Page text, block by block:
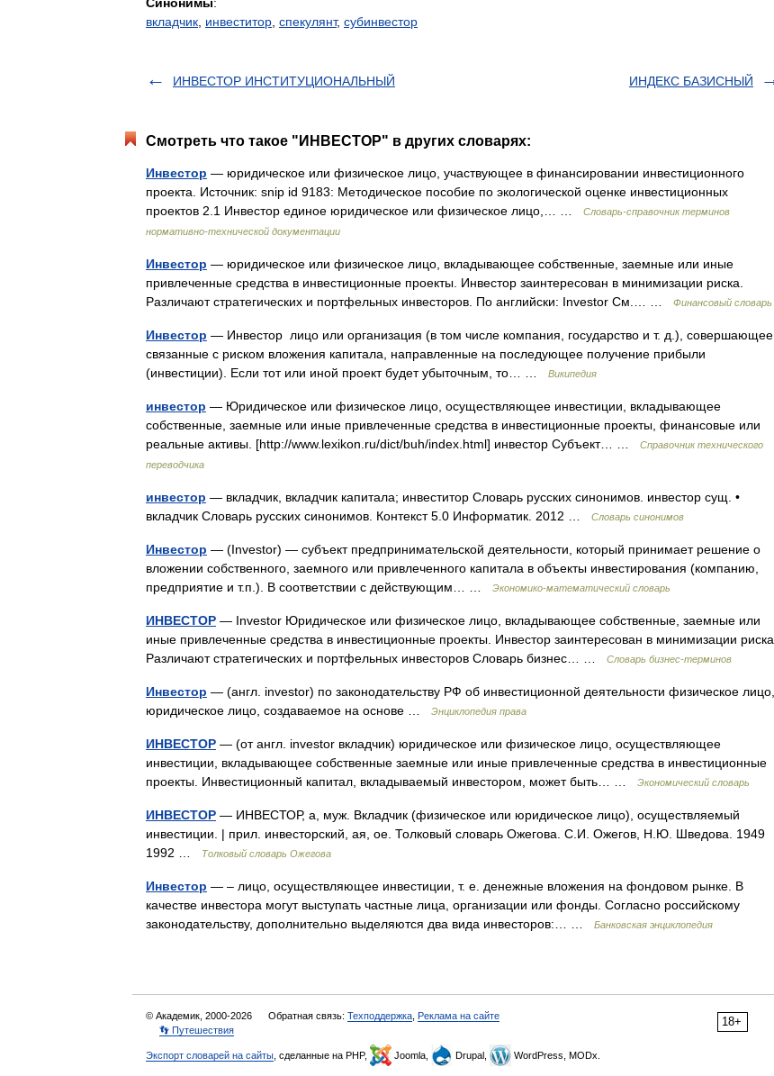
вкладчик инвеститор спекулянт, субинвестор
ИНВЕСТОР ИНСТИТУЦИОНАЛЬНЫЙ ИНДЕКС БАЗИСНЫЙ
Смотреть что такое "ИНВЕСТОР" в других словарях:
Инвестор — юридическое или физическое лицо, участвующее в финансировании инвестиционного
проекта. Источник: snip id 9183: Методическое пособие по экологической оценке инвестиционных
проектов 2.1 Инвестор единое юридическое или физическое лицо,… …
Словарь-справочник терминов
нормативно-технической документации
Инвестор — юридическое или физическое лицо, вкладывающее собственные, заемные или иные
привлеченные средства в инвестиционные проекты. Инвестор заинтересован в минимизации риска.
Различают стратегических и портфельных инвесторов. По английски: Investor См.… …
Финансовый словарь
Инвестор — Инвестор лицо или организация (в том числе компания, государство и т. д.), совершающее
связанные с риском вложения капитала, направленные на последующее получение прибыли
(инвестиции). Если тот или иной проект будет убыточным, то… …
Википедия
инвестор — Юридическое или физическое лицо, осуществляющее инвестиции, вкладывающее
собственные, заемные или иные привлеченные средства в инвестиционные проекты, финансовые или
реальные активы. [http://www.lexikon.ru/dict/buh/index.html] инвестор Субъект… …
Справочник технического
переводчика
инвестор — вкладчик, вкладчик капитала; инвеститор Словарь русских синонимов. инвестор сущ. •
вкладчик Словарь русских синонимов. Контекст 5.0 Информатик. 2012 …
Словарь синонимов
Инвестор — (Investor) — субъект предпринимательской деятельности, который принимает решение о
вложении собственного, заемного или привлеченного капитала в объекты инвестирования (компанию,
предприятие и т.п.). В соответствии с действующим… …
Экономико-математический словарь
ИНВЕСТОР — Investor Юридическое или физическое лицо, вкладывающее собственные, заемные или
иные привлеченные средства в инвестиционные проекты. Инвестор заинтересован в минимизации риска.
Различают стратегических и портфельных инвесторов Словарь бизнес… …
Словарь бизнес-терминов
Инвестор — (англ. investor) по законодательству РФ об инвестиционной деятельности физическое лицо,
юридическое лицо, создаваемое на основе …
Энциклопедия права
ИНВЕСТОР — (от англ. investor вкладчик) юридическое или физическое лицо, осуществляющее
инвестиции, вкладывающее собственные заемные или иные привлеченные средства в инвестиционные
проекты. Инвестиционный капитал, вкладываемый инвестором, может быть… …
Экономический словарь
ИНВЕСТОР — ИНВЕСТОР, а, муж. Вкладчик (физическое или юридическое лицо), осуществляемый
инвестиции. | прил. инвесторский, ая, ое. Толковый словарь Ожегова. С.И. Ожегов, Н.Ю. Шведова. 1949
1992 …
Толковый словарь Ожегова
Инвестор — – лицо, осуществляющее инвестиции, т. е. денежные вложения на фондовом рынке. В
качестве инвестора могут выступать частные лица, организации или фонды. Согласно российскому
законодательству, дополнительно выделяются два вида инвесторов:… …
Банковская энциклопедия
18+
© Академик, 2000-2026 Обратная связь: Техподдержка Реклама на сайте
👣 Путешествия
Экспорт словарей на сайты , сделанные на PHP, Joomla, Drupal, WordPress, MODx.